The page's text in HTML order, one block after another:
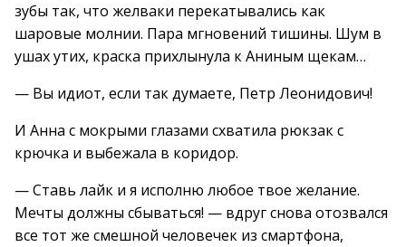
зубы так, что желваки перекатывались как
шаровые молнии. Пара мгновений тишины. Шум в
ушах утих, краска прихлынула к Аниным щекам…
— Вы идиот, если так думаете, Петр Леонидович!
И Анна с мокрыми глазами схватила рюкзак с
крючка и выбежала в коридор.
— Ставь лайк и я исполню любое твое желание.
Мечты должны сбываться! — вдруг снова отозвался
все тот же смешной человечек из смартфона,